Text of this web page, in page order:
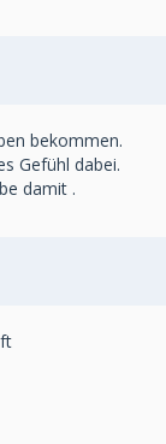
bekommen.
Gefühl dabei.
damit .